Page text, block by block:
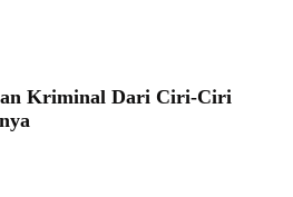
Kriminal Dari Ciri-Ciri